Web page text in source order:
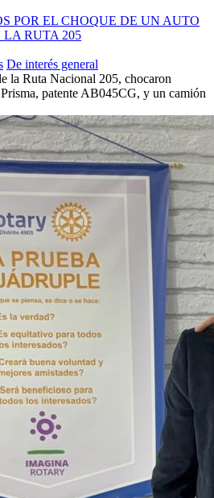
POR EL CHOQUE DE UN AUTO
RUTA 205
De interés general
la Ruta Nacional 205, chocaron
patente AB045CG, y un camión